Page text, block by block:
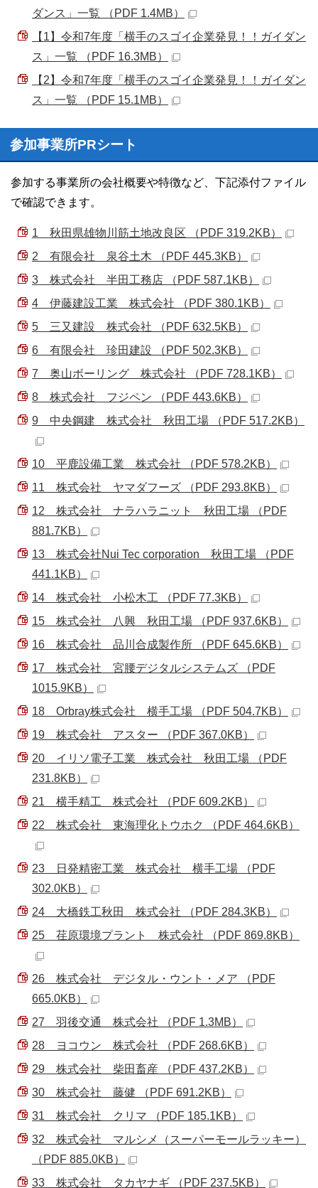
ダンス」一覧 （PDF 1.4MB）
【1】令和7年度「横手のスゴイ企業発見！！ガイダン
ス」一覧 （PDF 16.3MB）
【2】令和7年度「横手のスゴイ企業発見！！ガイダン
ス」一覧 （PDF 15.1MB）
参加事業所PRシート
参加する事業所の会社概要や特徴など、下記添付ファイル
で確認できます。
1 秋田県雄物川筋土地改良区 （PDF 319.2KB）
2 有限会社 泉谷土木 （PDF 445.3KB）
3 株式会社 半田工務店 （PDF 587.1KB）
4 伊藤建設工業 株式会社 （PDF 380.1KB）
5 三又建設 株式会社 （PDF 632.5KB）
6 有限会社 珍田建設 （PDF 502.3KB）
7 奥山ボーリング 株式会社 （PDF 728.1KB）
8 株式会社 フジペン （PDF 443.6KB）
9 中央鋼建 株式会社 秋田工場 （PDF 517.2KB）
10 平鹿設備工業 株式会社 （PDF 578.2KB）
11 株式会社 ヤマダフーズ （PDF 293.8KB）
12 株式会社 ナラハラニット 秋田工場 （PDF
881.7KB）
13 株式会社Nui Tec corporation 秋田工場 （PDF
441.1KB）
14 株式会社 小松木工 （PDF 77.3KB）
15 株式会社 八興 秋田工場 （PDF 937.6KB）
16 株式会社 品川合成製作所 （PDF 645.6KB）
17 株式会社 宮腰デジタルシステムズ （PDF
1015.9KB）
18 Orbray株式会社 横手工場 （PDF 504.7KB）
19 株式会社 アスター （PDF 367.0KB）
20 イリソ電子工業 株式会社 秋田工場 （PDF
231.8KB）
21 横手精工 株式会社 （PDF 609.2KB）
22 株式会社 東海理化トウホク （PDF 464.6KB）
23 日発精密工業 株式会社 横手工場 （PDF
302.0KB）
24 大橋鉄工秋田 株式会社 （PDF 284.3KB）
25 荏原環境プラント 株式会社 （PDF 869.8KB）
26 株式会社 デジタル・ウント・メア （PDF
665.0KB）
27 羽後交通 株式会社 （PDF 1.3MB）
28 ヨコウン 株式会社 （PDF 268.6KB）
29 株式会社 柴田畜産 （PDF 437.2KB）
30 株式会社 藤健 （PDF 691.2KB）
31 株式会社 クリマ （PDF 185.1KB）
32 株式会社 マルシメ（スーパーモールラッキー）
（PDF 885.0KB）
33 株式会社 タカヤナギ （PDF 237.5KB）